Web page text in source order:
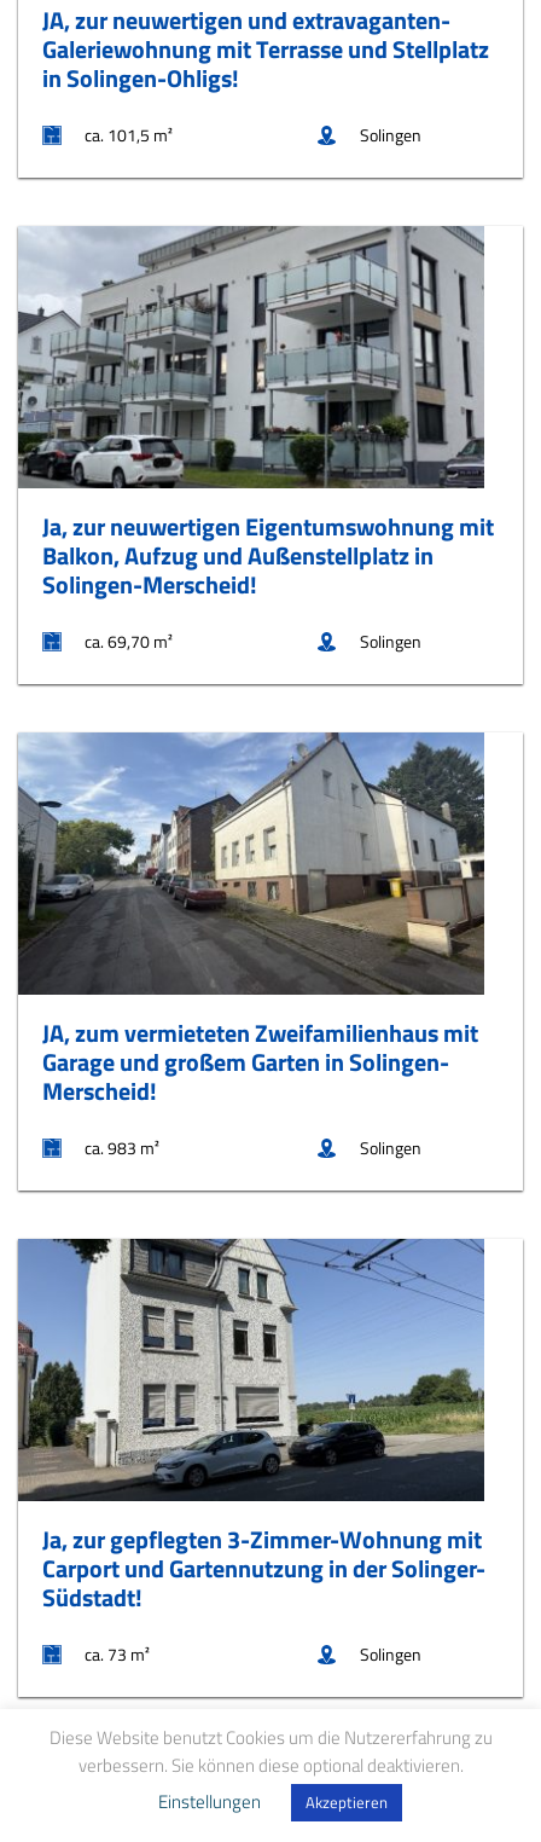
JA, zur neuwertigen und extravaganten-
Galeriewohnung mit Terrasse und Stellplatz
in Solingen-Ohligs!
ca. 101,5 m² Solingen
Ja, zur neuwertigen Eigentumswohnung mit
Balkon, Aufzug und Außenstellplatz in
Solingen-Merscheid!
ca. 69,70 m² Solingen
JA, zum vermieteten Zweifamilienhaus mit
Garage und großem Garten in Solingen-
Merscheid!
ca. 983 m² Solingen
Ja, zur gepflegten 3-Zimmer-Wohnung mit
Carport und Gartennutzung in der Solinger-
Südstadt!
ca. 73 m² Solingen
Diese Website benutzt Cookies um die Nutzererfahrung zu
verbessern. Sie können diese optional deaktivieren.
Einstellungen
Akzeptieren